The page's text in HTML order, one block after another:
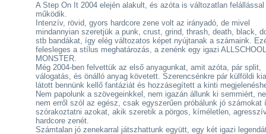
A Step On It 2004 elején alakult, és azóta is változatlan felállással
működik.
Intenzív, rövid, gyors hardcore zene volt az irányadó, de mivel
mindannyian szeretjük a punk, crust, grind, thrash, death, black,
stb bandákat, így elég változatos képet nyújtanak a számaink.
felesleges a stílus meghatározás, a zenénk egy igazi ALLSCHOOL
MONSTER.
Még 2004-ben felvettük az első anyagunkat, amit azóta, pár split,
válogatás, és önálló anyag követett. Szerencsénkre pár külföldi
látott bennünk kellő fantáziát és hozzásegített a kinti
Nem papolunk a szövegeinkkel, nem igazán állunk ki semmiért,
nem erről szól az egész, csak egyszerűen próbálunk jó számokat
szórakoztatni azokat, akik szeretik a pörgos, kíméletlen,
hardcore zenét.
Számtalan jó zenekarral játszhattunk együtt, egy két igazi